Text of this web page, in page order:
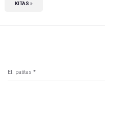
KITAS »